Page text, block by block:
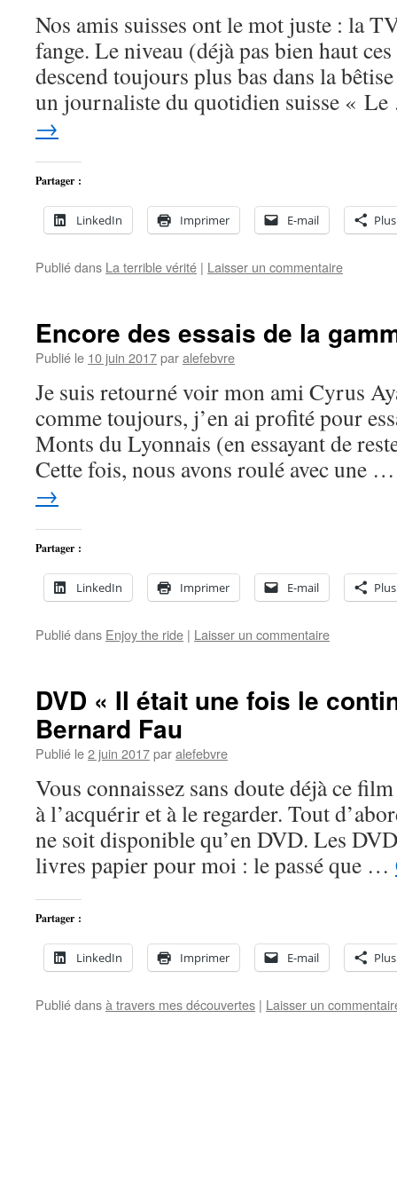
Nos amis suisses ont le mot juste : la
fange. Le niveau (déjà pas bien haut
descend toujours plus bas dans la
un journaliste du quotidien suisse «
→
Partager :
LinkedIn Imprimer E-mail Plus
Publié dans La terrible vérité | Laisser un commentaire
Encore des essais de la
Publié le 10 juin 2017paralefebvre
Je suis retourné voir mon ami Cyrus
comme toujours, j’en ai profité pour
Monts du Lyonnais (en essayant de
Cette fois, nous avons roulé avec une
→
Partager :
LinkedIn Imprimer E-mail Plus
Publié dans Enjoy the ride | Laisser un commentaire
DVD « Il était une fois le
Bernard Fau
Publié le2 juin 2017paralefebvre
Vous connaissez sans doute déjà ce
à l’acquérir et à le regarder. Tout
ne soit disponible qu’en DVD. Les
livres papier pour moi : le passé que …
Partager :
LinkedIn Imprimer E-mail Plus
Publié dansà travers mes découvertes | Laisser un